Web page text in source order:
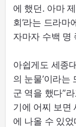
에 했던. 아마
회’라는 드라
자마자 수백 명
아쉽게도 세종
의 눈물’이라는
군 역을 했다”
기에 어찌 보면
에 나올 수 있